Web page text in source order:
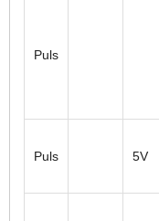
Puls
Puls 5V